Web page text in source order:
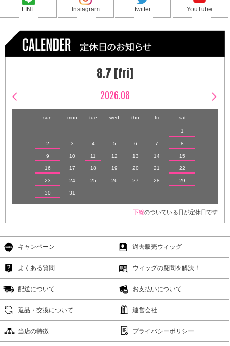
LINE Instagram twitter YouTube
8.7 [fri]
2026.08
sun mon tue wed thu fri sat
1
2 3 4 5 6 7 8
9 10 11 12 13 14 15
16 17 18 19 20 21 22
23 24 25 26 27 28 29
30 31
下線のついている日が定休日です
キャンペーン 過去販売ウィッグ
よくある質問 ウィッグの疑問を解決！
配送について お支払いについて
返品・交換について 運営会社
当店の特徴 プライバシーポリシー